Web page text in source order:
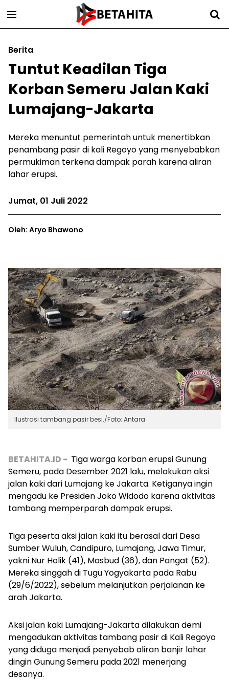
Berita
Tuntut Keadilan Tiga
Korban Semeru Jalan Kaki
Lumajang-Jakarta
Mereka menuntut pemerintah untuk menertibkan
penambang pasir di kali Regoyo yang menyebabkan
permukiman terkena dampak parah karena aliran
lahar erupsi.
Jumat, 01 Juli 2022
Oleh: Aryo Bhawono
Ilustrasi tambang pasir besi./Foto: Antara
BETAHITA.ID - Tiga warga korban erupsi Gunung
Semeru, pada Desember 2021 lalu, melakukan aksi
jalan kaki dari Lumajang ke Jakarta. Ketiganya ingin
mengadu ke Presiden Joko Widodo karena aktivitas
tambang memperparah dampak erupsi.
Tiga peserta aksi jalan kaki itu berasal dari Desa
Sumber Wuluh, Candipuro, Lumajang, Jawa Timur,
yakni Nur Holik (41), Masbud (36), dan Pangat (52).
Mereka singgah di Tugu Yogyakarta pada Rabu
(29/6/2022), sebelum melanjutkan perjalanan ke
arah Jakarta.
Aksi jalan kaki Lumajang-Jakarta dilakukan demi
mengadukan aktivitas tambang pasir di Kali Regoyo
yang diduga menjadi penyebab aliran banjir lahar
dinginGunung Semeru pada 2021 menerjang
desanya.